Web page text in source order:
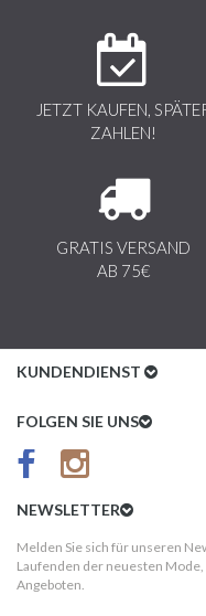
JETZT KAUFEN,
ZAHLEN!
GRATIS VERSAND
AB 75€
KUNDENDIENST
Kundenservice
AGB
Kundeninformationen
FOLGEN SIE UNS
NEWSLETTER
Melden Sie sich für unseren
Laufenden der neuesten
Angeboten.